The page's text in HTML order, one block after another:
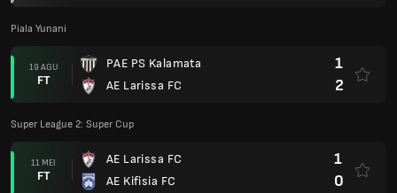
Piala Yunani
19 AGU
FT
PAE PS Kalamata
AE Larissa FC
1
2
Super League 2: Super Cup
11 MEI
FT
AE Larissa FC
AE Kifisia FC
1
0